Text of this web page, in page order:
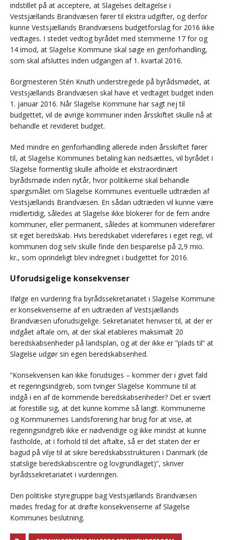
indstillet på at acceptere, at Slagelses deltagelse i
Vestsjællands Brandvæsen fører til ekstra udgifter, og derfor
kunne Vestsjællands Brandvæsens budgetforslag for 2016 ikke
vedtages. I stedet vedtog byrådet med stemmerne 17 for og
14 imod, at Slagelse Kommune skal søge en genforhandling,
som skal afsluttes inden udgangen af 1. kvartal 2016.
Borgmesteren Stén Knuth understregede på byrådsmødet, at
Vestsjællands Brandvæsen skal have et vedtaget budget inden
1. januar 2016. Når Slagelse Kommune har sagt nej til
budgettet, vil de øvrige kommuner inden årsskiftet skulle nå at
behandle et revideret budget.
Med mindre en genforhandling allerede inden årsskiftet fører
til, at Slagelse Kommunes betaling kan nedsættes, vil byrådet i
Slagelse formentlig skulle afholde et ekstraordinært
byrådsmøde inden nytår, hvor politikerne skal behandle
spørgsmålet om Slagelse Kommunes eventuelle udtræden af
Vestsjællands Brandvæsen. En sådan udtræden vil kunne være
midlertidig, således at Slagelse ikke blokerer for de fem andre
kommuner, eller permanent, således at kommunen viderefører
sit eget beredskab. Hvis beredskabet videreføres i eget regi, vil
kommunen dog selv skulle finde den besparelse på 2,9 mio.
kr., som oprindeligt blev indregnet i budgettet for 2016.
Uforudsigelige konsekvenser
Ifølge en vurdering fra byrådssekretariatet i Slagelse Kommune
er konsekvenserne af en udtræden af Vestsjællands
Brandvæsen uforudsigelige. Sekretariatet henviser til, at der er
indgået aftale om, at der skal etableres maksimalt 20
beredskabsenheder på landsplan, og at der ikke er ”plads til” at
Slagelse udgør sin egen beredskabsenhed.
”Konsekvensen kan ikke forudsiges – kommer der i givet fald
et regeringsindgreb, som tvinger Slagelse Kommune til at
indgå i en af de kommende beredskabsenheder? Det er svært
at forestille sig, at det kunne komme så langt. Kommunerne
og Kommunernes Landsforening har brug for at vise, at
regeringsindgreb ikke er nødvendige og ikke mindst at kunne
fastholde, at i forhold til det aftalte, så er det staten der er
bagud på vilje til at sikre beredskabsstrukturen i Danmark (de
statslige beredskabscentre og lovgrundlaget)”, skriver
byrådssekretariatet i vurderingen.
Den politiske styregruppe bag Vestsjællands Brandvæsen
mødes fredag for at drøfte konsekvenserne af Slagelse
Kommunes beslutning.